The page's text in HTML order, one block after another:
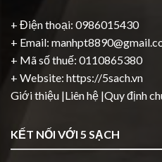
+ Điện thoại: 0986015430
+ Email:
+ Mã số thuế: 0110865380
+ Website: https://5sach.vn
Giới thiệu |Liên hệ |Quy định
KẾT NỐI VỚI 5 SẠCH